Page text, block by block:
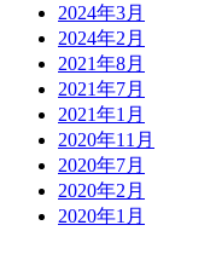
2024年3月
2024年2月
2021年8月
2021年7月
2021年1月
2020年11月
2020年7月
2020年2月
2020年1月